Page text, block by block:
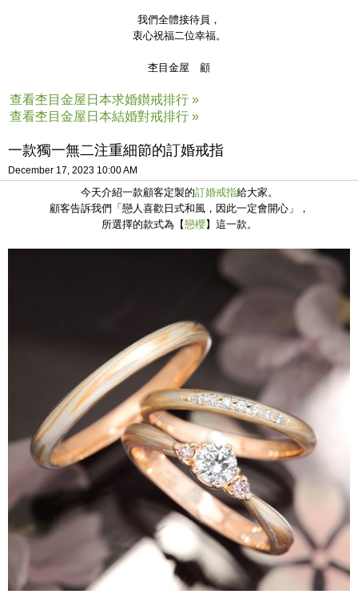
我們全體接待員，
衷心祝福二位幸福。
杢目金屋 顧
查看杢目金屋日本求婚鑚戒排行 »
查看杢目金屋日本結婚對戒排行 »
一款獨一無二注重細節的訂婚戒指
December 17, 2023 10:00 AM
今天介紹一款顧客定製的訂婚戒指給大家。
顧客告訴我們「戀人喜歡日式和風，因此一定會開心」，
所選擇的款式為 【戀櫻】這一款。